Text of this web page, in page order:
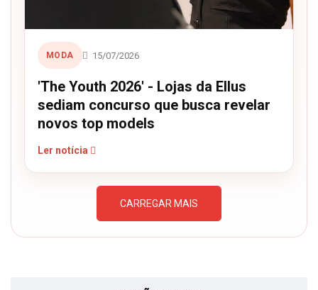
MODA 15/07/2026
'The Youth 2026' - Lojas da Ellus
sediam concurso que busca revelar
novos top models
Ler notícia
CARREGAR MAIS